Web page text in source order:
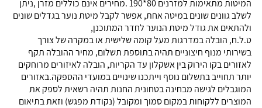
המיטות מתאימות למזרנים 80*190 .מחירים אינם כוללים מזרן ,ניתן
לשלב גוונים שונים במיטה אחת, אפשר לקבל מיטת נוער בגדלים שונים
ולהתאים את גודל מיטת הנוער לחדר המתוכנן,
ט.ל.ח, הובלה במדרגות מעל קומה שלישית או במקרה של צורך
בשירותי מנוף חיצוניים תהיה בתוספת תשלום, מחיר ההובלה תקף
לאזורים בקו הירוק בין אשקלון עד הקריות, הובלה לאיזורים מרוחקים
יותר תחוייב בתשלום נוסף וייתכנו שינויים במועדי ההספקה.באזורים
המוגבלים לגישה מבחינה בטחונית החנות תהיה רשאית לספק את
המוצרים ללקוחות במקום סמוך ומקובל (נקודת מפגש) וזאת בתיאום